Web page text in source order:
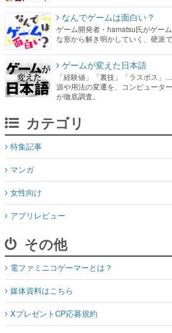
なんでゲームは面白い？
ゲーム開発者・hamatsu氏がゲー
な形から解き明かしていく、硬派
ゲームが変えた日本語
「経験値」「裏技」「ラスボス
源や用法の変遷を、コンピュータ
が徹底調査。
カテゴリ
特集記事
マンガ
女性向け
アプリレビュー
その他
電ファミニコゲーマーとは？
媒体資料はこちら
XプレゼントCP応募規約